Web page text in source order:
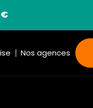
€
Nos agences